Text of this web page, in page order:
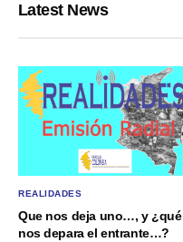
Latest News
REALIDADES
Que nos deja uno…, y ¿qué
nos depara el entrante…?